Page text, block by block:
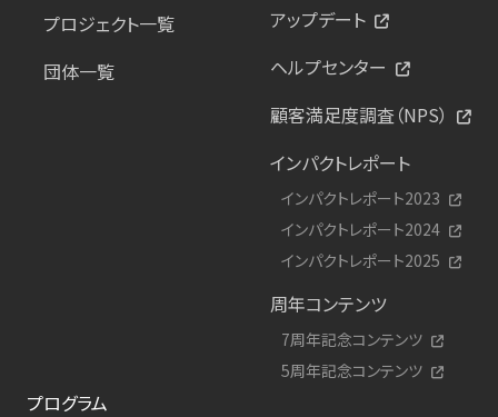
プロジェクト一覧
団体一覧
アップデート
ヘルプセンター
顧客満足度調査（NPS）
インパクトレポート
インパクトレポート2023
インパクトレポート2024
インパクトレポート2025
周年コンテンツ
7周年記念コンテンツ
5周年記念コンテンツ
プログラム